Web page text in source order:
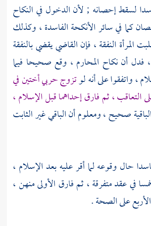
لسقط إحصانه ; لأن الدخول في النكاح
كما في سائر الأنكحة الفاسدة ، وكذلك
المرأة النفقة ، فإن القاضي يقضي بالنفقة
، فدل أن نكاح المحارم ، وقع صحيحا فيما
، واتفقوا على أنه لوتزوج حربي أختين في
التعاقب ، ثم فارق إحداهما قبل الإسلام ،
صحيح ، ومعلوم أن الباقي غير الثابت
حال وقوعه لما أقر عليه بعد الإسلام ،
في عقد متفرقة ، ثم فارق الأولى منهن ،
على الصحة .